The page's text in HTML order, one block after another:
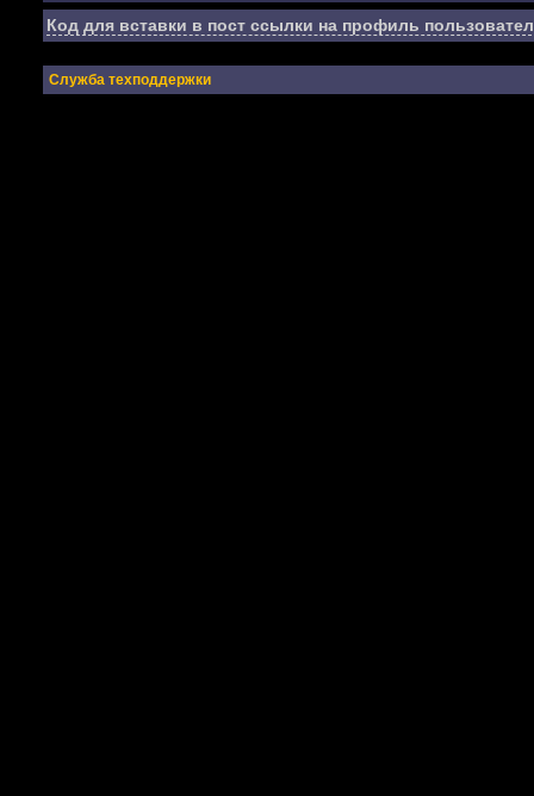
Код для вставки в пост ссылки на профиль
Служба техподдержки